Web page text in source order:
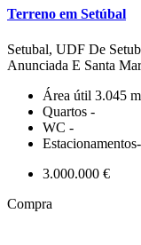
Terreno em Setúbal
Setubal, UDF De
Anunciada E Santa
Área útil 3.045
Quartos -
WC -
Estacionamentos-
3.000.000 €
Compra